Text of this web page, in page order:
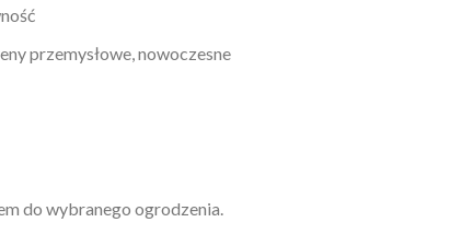
przemysłowe, nowoczesne
do wybranego ogrodzenia.